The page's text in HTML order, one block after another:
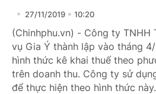
27/11/2019 10:20
(Chinhphu.vn) - Công ty TNHH
vụ Gia Ý thành lập vào tháng
hình thức kê khai thuế theo
trên doanh thu. Công ty sử
để thực hiện theo hình thức này.